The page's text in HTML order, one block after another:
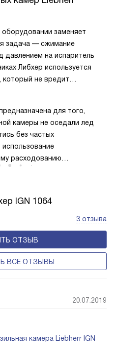
заменяет
задача — сжимание
давлением на испаритель
Либхер используется
который не вредит
перегоняет его
принципу насоса. Чем
тем качественнее
затрачивается
для того,
камеры не оседали лед
без частых
расходованию
IGN 1064
3 отзыва
ОТЗЫВ
ВСЕ ОТЗЫВЫ
20.07.2019
камера Liebherr IGN